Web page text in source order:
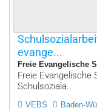
evange...
Freie Evangelische
Freie Evangelische
Schulsoziala..
VEBS Baden-